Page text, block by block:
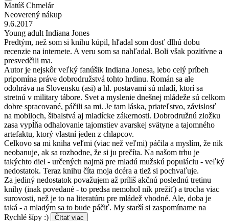
Matúš Chmelár
Neoverený nákup
9.6.2017
Young adult Indiana Jones
Predtým, než som si knihu kúpil, hľadal som dosť dlhú dobu
recenzie na internete. A veru som sa nahľadal. Boli však pozitívne a
presvedčili ma.
Autor je nejskôr veľký fanúšik Indiana Jonesa, lebo celý príbeh
pripomína práve dobrodružstvá tohto hrdinu. Román sa ale
odohráva na Slovensku (asi) a hl. postavami sú mladí, ktorí sa
stretnú v military tábore. Svet a myslenie dnešnej mládeže sú celkom
dobre spracované, páčili sa mi. Je tam láska, priateľstvo, závislosť
na mobiloch, šibalstvá aj mladícke zákernosti. Dobrodružnú zložku
zasa vypĺňa odhalovanie tajomstiev avarskej svätyne a tajomného
artefaktu, ktorý vlastní jeden z chlapcov.
Celkovo sa mi kniha veľmi (viac než veľmi) páčila a myslím, že nik
neobanuje, ak sa rozhodne, že si ju prečíta. Na našom trhu je
takýchto diel - určených najmä pre mladú mužskú populáciu - veľký
nedostatok. Teraz knihu číta moja dcéra a tiež si pochvaľuje.
Za jediný nedostatok považujem až príliš akčnú poslednú tretinu
knihy (inak povedané - to predsa nemohol nik prežiť) a trocha viac
surovosti, než je to na literatúru pre mládež vhodné. Ale, doba je
taká - a mladým sa to bude páčiť. My starší si zaspomíname na
Rychlé šípy :)
Čítať viac